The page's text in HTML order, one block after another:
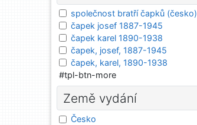
společnost bratří čapků (česko)
čapek josef 1887-1945
čapek karel 1890-1938
čapek, josef, 1887-1945
čapek, karel, 1890-1938
#tpl-btn-more
Země vydání
Česko